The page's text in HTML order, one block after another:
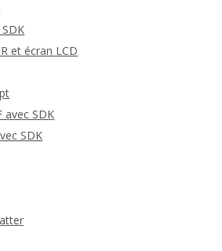
et écran LCD
avec SDK
SDK